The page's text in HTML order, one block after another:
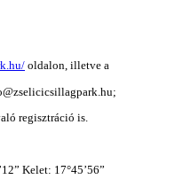
oldalon, illetve a
;
regisztráció is.
Kelet: 17°45’56”